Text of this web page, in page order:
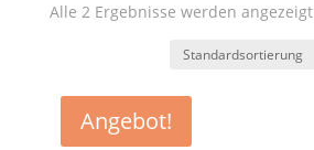
Alle 2 Ergebnisse werden angezeigt
Angebot!